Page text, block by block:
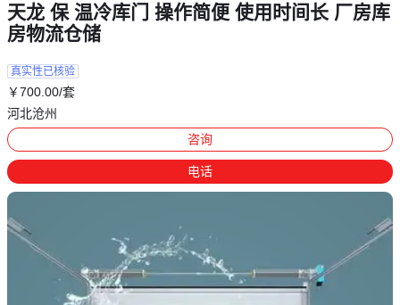
天龙 保 温冷库门 操作简便 使用时间长 厂房库
房物流仓储
真实性已核验
￥700 .00/套
河北沧州
咨询
电话